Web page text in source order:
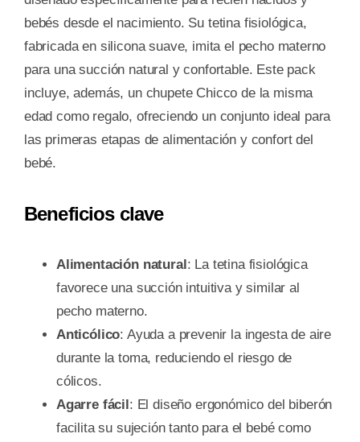
bebés desde el nacimiento. Su tetina fisiológica,
fabricada en silicona suave, imita el pecho materno
para una succión natural y confortable. Este pack
incluye, además, un chupete Chicco de la misma
edad como regalo, ofreciendo un conjunto ideal para
las primeras etapas de alimentación y confort del
bebé.
Beneficios clave
Alimentación natural: La tetina fisiológica
favorece una succión intuitiva y similar al
pecho materno.
Anticólico: Ayuda a prevenir la ingesta de aire
durante la toma, reduciendo el riesgo de
cólicos.
Agarre fácil: El diseño ergonómico del biberón
facilita su sujeción tanto para el bebé como